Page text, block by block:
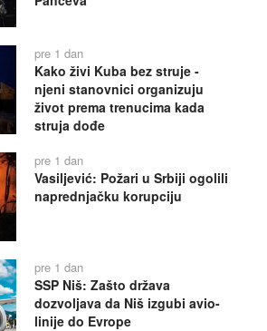
pre 1 dan
Kako živi Kuba bez struje -
njeni stanovnici organizuju
život prema trenucima kada
struja dođe
pre 1 dan
Vasiljević: Požari u Srbiji ogolili
naprednjačku korupciju
pre 1 dan
SSP Niš: Zašto država
dozvoljava da Niš izgubi avio-
linije do Evrope